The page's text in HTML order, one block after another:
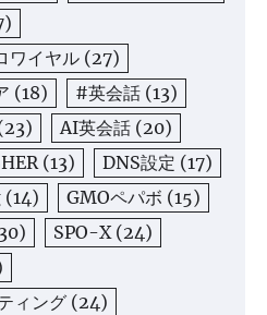
ワイヤル (27)
(18) #英会話 (13)
AI英会話 (20)
(13) DNS設定 (17)
(14) GMOペパボ (15)
SPO-X(24)
ィング (24)